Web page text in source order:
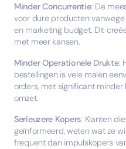
Minder Concurrentie: De
voor dure producten
en marketing budget. Dit
met meer kansen.
Minder Operationele Drukte:
bestellingen is vele malen
orders, met significant
omzet.
Serieuzere Kopers: Klanten
geïnformeerd, weten wat ze
frequent dan impulskopers